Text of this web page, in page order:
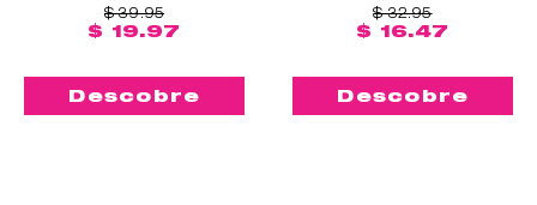
$ 39.95
$ 19.97
Descobre
$ 32.95
$ 16.47
Descobre